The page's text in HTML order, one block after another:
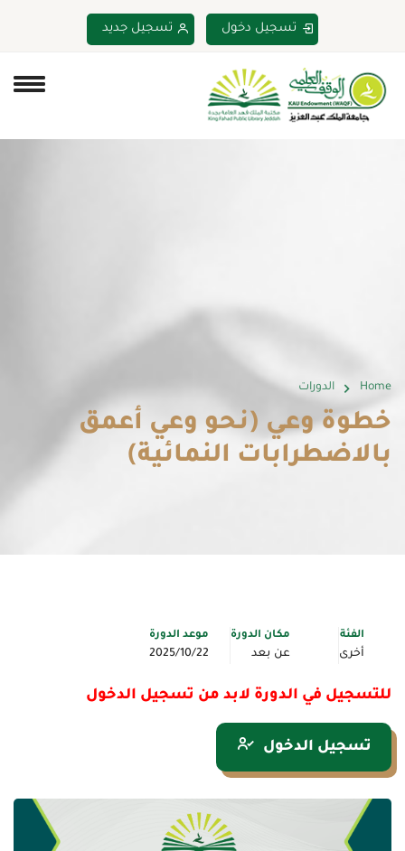
تسجيل دخول تسجيل جديد
Home الدورات
خطوة وعي (نحو وعي أعمق
بالاضطرابات النمائية)
الفئة
أخرى
مكان الدورة
عن بعد
موعد الدورة
2025/10/22
للتسجيل في الدورة لابد من تسجيل الدخول
تسجيل الدخول